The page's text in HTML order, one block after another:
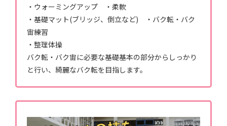
・ウォーミングアップ ・柔軟
・基礎マット(ブリッジ、倒立など) ・バク転・バク
宙練習
・整理体操
バク転・バク宙に必要な基礎基本の部分からしっかり
と行い、綺麗なバク転を目指します。